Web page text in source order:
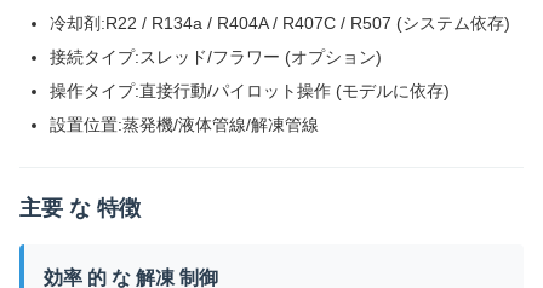
冷却剤:R22 / R134a / R404A / R407C / R507 (システム依存)
接続タイプ:スレッド/フラワー (オプション)
操作タイプ:直接行動/パイロット操作 (モデルに依存)
設置位置:蒸発機/液体管線/解凍管線
主要 な 特徴
効率 的 な 解凍 制御